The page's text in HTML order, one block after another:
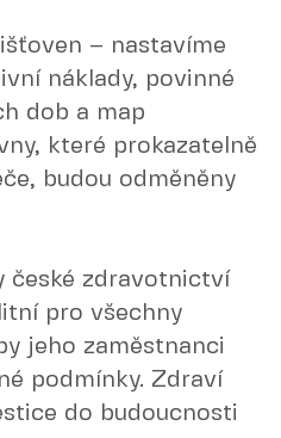
– nastavíme
náklady, povinné
dob a map
které prokazatelně
budou odměněny
české zdravotnictví
pro všechny
jeho zaměstnanci
podmínky. Zdraví
do budoucnosti